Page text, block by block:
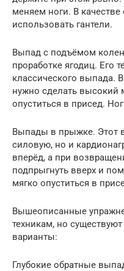
меняем ноги. В
использовать гантели.
Выпад с подъёмом
проработке ягодиц. Его
классического выпада.
нужно сделать высокий
опуститься в присед.
Выпады в прыжке. Этот
силовую, но и
вперёд, а при
подпрыгнуть вверх и
мягко опуститься в
Вышеописанные
техникам, но
варианты:
Глубокие обратные